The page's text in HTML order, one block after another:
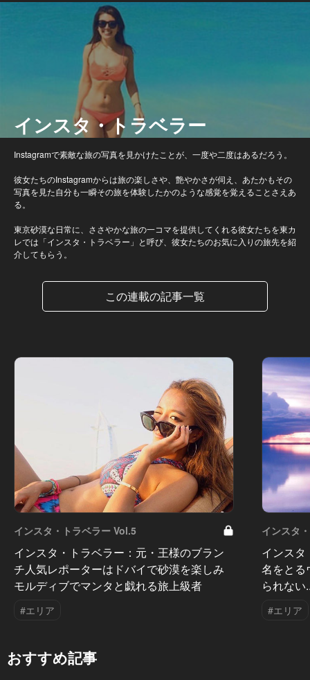
インスタ・トラベラー
Instagramで素敵な旅の写真を見かけたことが、一度や二度はあるだろう。
彼女たちのInstagramからは旅の楽しさや、艶やかさが伺え、あたかもその
写真を見た自分も一瞬その旅を体験したかのような感覚を覚えることさえあ
る。
東京砂漠な日常に、ささやかな旅の一コマを提供してくれる彼女たちを東カ
レでは「インスタ・トラベラー」と呼び、彼女たちのお気に入りの旅先を紹
介してもらう。
この連載の記事一覧
インスタ・トラベラー Vol.5
インスタ・トラベラー：元・王様のブラン
チ人気レポーターはドバイで砂漠を楽しみ
モルディブでマンタと戯れる旅上級者
#エリア
インスタ
インス
名をとる
られない
#エリア
おすすめ記事